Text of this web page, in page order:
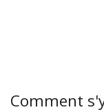
Comment